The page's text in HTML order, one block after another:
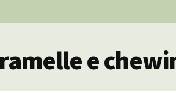
e